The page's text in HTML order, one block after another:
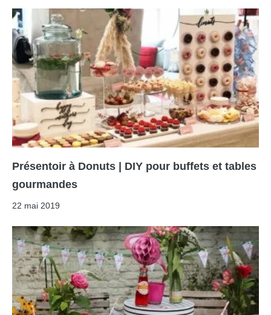
Présentoir à Donuts | DIY pour buffets et tables
gourmandes
22 mai 2019